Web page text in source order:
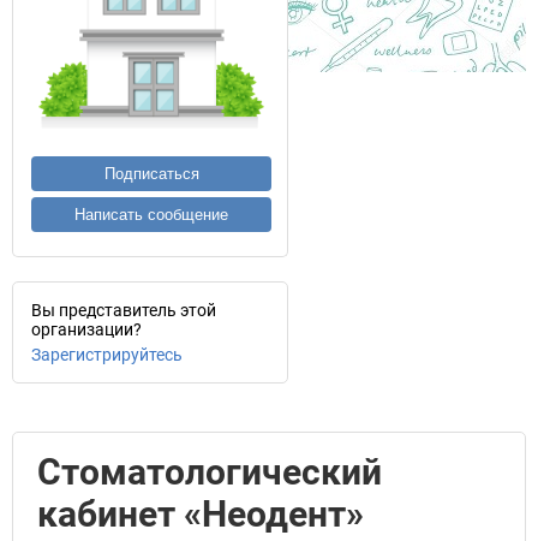
Подписаться
Написать сообщение
Вы представитель этой
организации?
Зарегистрируйтесь
Стоматологический
кабинет «Неодент»